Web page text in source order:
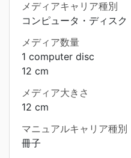
メディアキャリア種別
コンピュータ・ディスク
メディア数量
1 computer disc
12 cm
メディア大きさ
12 cm
マニュアルキャリア種別
冊子